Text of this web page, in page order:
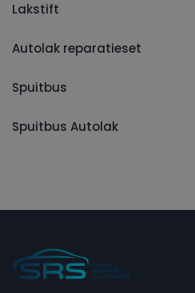
Lakstift
Autolak reparatieset
Spuitbus
Spuitbus Autolak